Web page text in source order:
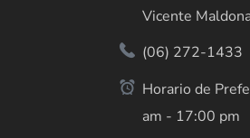
Vicente
(06) 272-1433
Horario de
am - 17:00 pm